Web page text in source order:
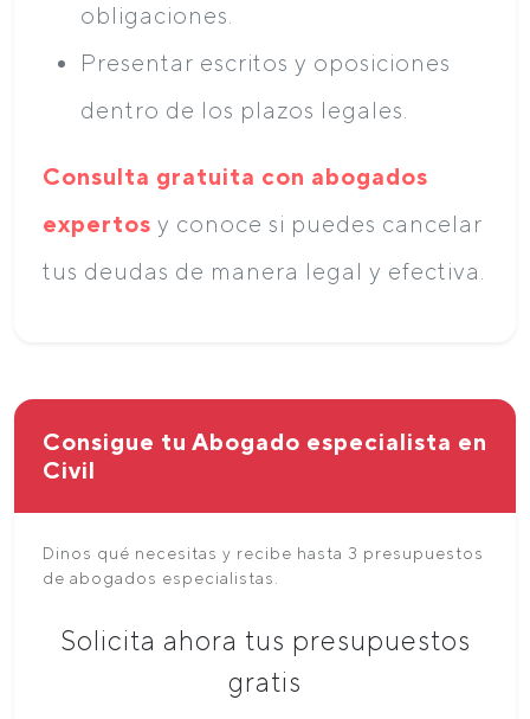
obligaciones.
Presentar escritos y oposiciones
dentro de los plazos legales.
Consulta gratuita con abogados
expertos y conoce si puedes cancelar
tus deudas de manera legal y efectiva.
Consigue tu Abogado especialista en
Civil
Dinos qué necesitas y recibe hasta 3 presupuestos
de abogados especialistas.
Solicita ahora tus presupuestos
gratis